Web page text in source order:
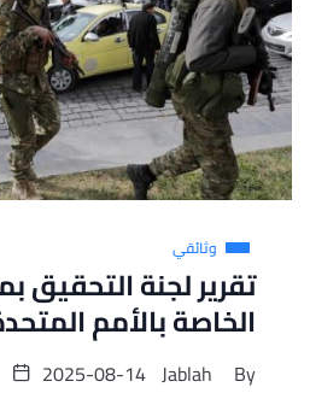
وثائقي
تقرير لجنة التحقيق
الخاصة بالأمم
By
Jablah
2025-08-14